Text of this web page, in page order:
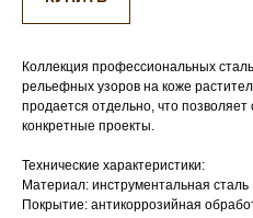
Коллекция профессиональных
рельефных узоров на коже
продается отдельно, что
конкретные проекты.
Технические характеристики:
Материал: инструментальная сталь
Покрытие: антикоррозийная